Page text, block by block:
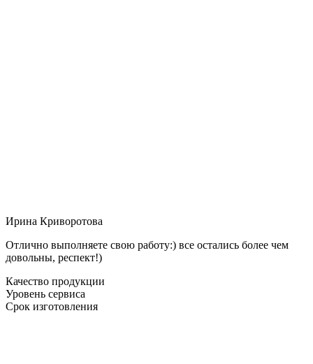
Ирина Криворотова
Отлично выполняете свою работу:) все остались более чем
довольны, респект!)
Качество продукции
Уровень сервиса
Срок изготовления